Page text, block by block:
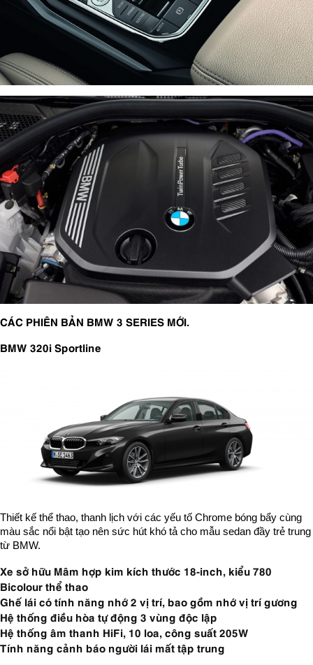
CÁC PHIÊN BẢN BMW 3 SERIES MỚI.
BMW 320i Sportline
Thiết kế thể thao, thanh lịch với các yếu tố Chrome bóng bẩy cùng
màu sắc nổi bật tạo nên sức hút khó tả cho mẫu sedan đầy trẻ trung
từ BMW.
Xe sở hữu Mâm hợp kim kích thước 18-inch, kiểu 780
Bicolour thể thao
Ghế lái có tính năng nhớ 2 vị trí, bao gồm nhớ vị trí gương
Hệ thống điều hòa tự động 3 vùng độc lập
Hệ thống âm thanh HiFi, 10 loa, công suất 205W
Tính năng cảnh báo người lái mất tập trung